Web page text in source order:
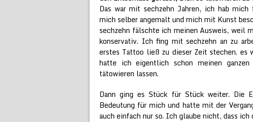
Das war mit sechzehn Jahren, ich hab
mich selber angemalt und mich mit Kunst
sechzehn fälschte ich meinen Ausweis, weil
konservativ. Ich fing mit sechzehn an zu
erstes Tattoo ließ zu dieser Zeit stechen. es
hatte ich eigentlich schon meinen
tätowieren lassen.
Dann ging es Stück für Stück weiter. Die
Bedeutung für mich und hatte mit der
auch einfach nur so. Ich glaube nicht, dass